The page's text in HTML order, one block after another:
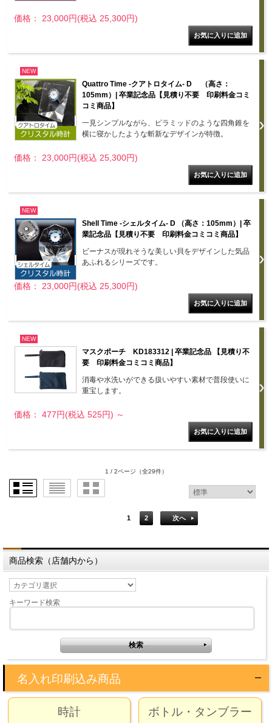
価格： 23,000円(税込 25,300円)
NEW
Quattro Time -クアトロタイム- D （高さ：
105mm）| 卒業記念品【見積り不要 印刷料金コミ
コミ商品】
一見シンプルながら、ピラミッドのような四角錐を
横に寝かしたような斬新なデザインが特徴。
価格： 23,000円(税込 25,300円)
NEW
Shell Time -シェルタイム- D （高さ：105mm）| 卒
業記念品【見積り不要 印刷料金コミコミ商品】
ビーナスが現れそうな美しい貝をデザインした気品
あふれるシリーズです。
価格： 23,000円(税込 25,300円)
NEW
マスクポーチ KD183312 | 卒業記念品 【見積り不
要 印刷料金コミコミ商品】
消毒や水洗いができる扱いやすい素材で普段使いに
重宝します。
価格： 477円(税込 525円) ～
1 / 2ページ （全29件）
1 2 次へ
商品検索（店舗内から）
キーワード検索
名入れ印刷込み商品
時計 ボトル・タンブラー